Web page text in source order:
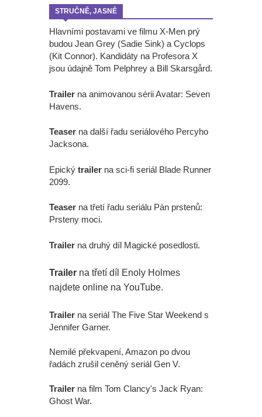
STRUČNĚ, JASNĚ
Hlavními postavami ve filmu X-Men prý
budou Jean Grey (Sadie Sink) a Cyclops
(Kit Connor). Kandidáty na Profesora X
jsou údajně Tom Pelphrey a Bill Skarsgård.
Trailer na animovanou sérii Avatar: Seven
Havens.
Teaser na další řadu seriálového Percyho
Jacksona.
Epický trailer na sci-fi seriál Blade Runner
2099.
Teaser na třetí řadu seriálu Pán prstenů:
Prsteny moci.
Trailer na druhý díl Magické posedlosti.
Trailer na třetí díl Enoly Holmes
najdete online na YouTube.
Trailer na seriál The Five Star Weekend s
Jennifer Garner.
Nemilé překvapení, Amazon po dvou
řadách zrušil ceněný seriál Gen V.
Trailer na film Tom Clancy's Jack Ryan:
Ghost War.